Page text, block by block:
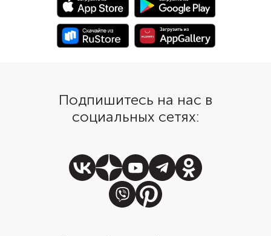
пастообразный
брикетах без
сыворотки. Греческий
можно заменить на
Подпишитесь на нас в
социальных сетях: